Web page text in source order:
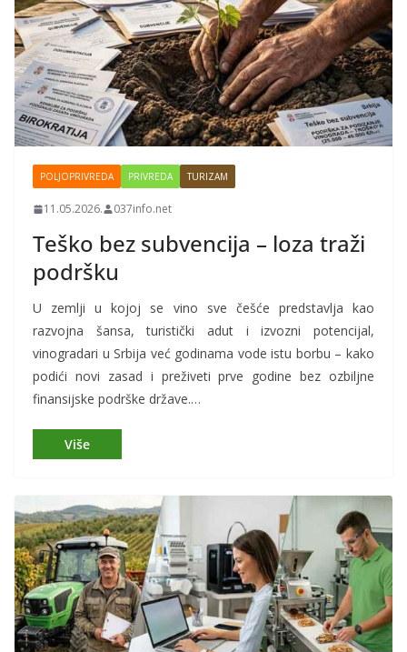
POLJOPRIVREDA PRIVREDA TURIZAM
11.05.2026. 037info.net
Teško bez subvencija – loza traži
podršku
U zemlji u kojoj se vino sve češće predstavlja kao
razvojna šansa, turistički adut i izvozni potencijal,
vinogradari u Srbija već godinama vode istu borbu – kako
podići novi zasad i preživeti prve godine bez ozbiljne
finansijske podrške države.…